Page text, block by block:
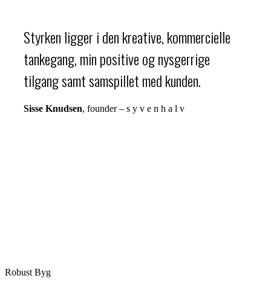
Styrken ligger i den kreative, kommercielle
tankegang, min positive og nysgerrige
tilgang samt samspillet med kunden.
Sisse Knudsen, founder – s y v e n h a l v
Robust Byg